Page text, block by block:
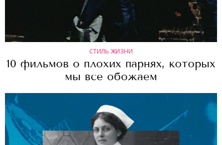
СТИЛЬ ЖИЗНИ
10 фильмов о плохих парнях, которых
мы все обожаем